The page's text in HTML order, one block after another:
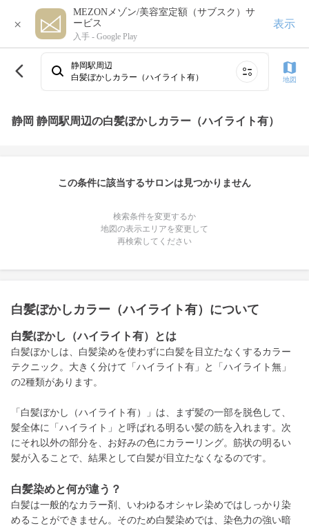
×
MEZONメゾン/美容室定額（サブスク）サ
ービス
入手 - Google Play
表示
静岡駅周辺
白髪ぼかしカラー（ハイライト有）
地図
静岡 静岡駅周辺の白髪ぼかしカラー（ハイライト有）
この条件に該当するサロンは見つかりません
検索条件を変更するか
地図の表示エリアを変更して
再検索してください
白髪ぼかしカラー（ハイライト有）について
白髪ぼかし（ハイライト有）とは
白髪ぼかしは、白髪染めを使わずに白髪を目立たなくするカラー
テクニック。大きく分けて「ハイライト有」と「ハイライト無」
の2種類があります。
「白髪ぼかし（ハイライト有）」は、まず髪の一部を脱色して、
髪全体に「ハイライト」と呼ばれる明るい髪の筋を入れます。次
にそれ以外の部分を、お好みの色にカラーリング。筋状の明るい
髪が入ることで、結果として白髪が目立たなくなるのです。
白髪染めと何が違う？
白髪は一般的なカラー剤、いわゆるオシャレ染めではしっかり染
めることができません。そのため白髪染めでは、染色力の強い暗